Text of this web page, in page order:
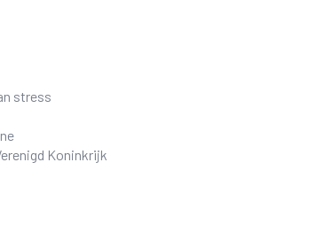
stress
Koninkrijk